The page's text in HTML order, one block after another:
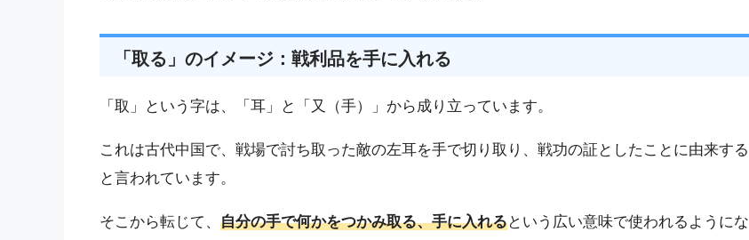
「取る」のイメージ：戦利品を手に入れる
「取」という字は、「耳」と「又（手）」から成り立っています。
これは古代中国で、戦場で討ち取った敵の左耳を手で切り取り、戦功の証としたことに由来する
と言われています。
そこから転じて、 自分の手で何かをつかみ取る、手に入れるという広い意味で使われるようにな